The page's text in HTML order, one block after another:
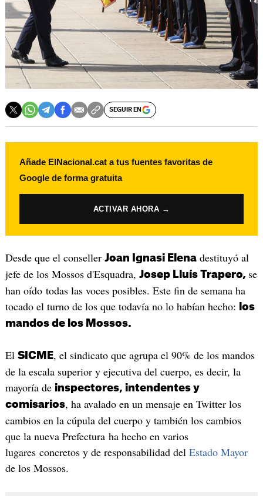
SEGUIR EN
Añade ElNacional.cat a tus fuentes favoritas de
Google de forma gratuita
ACTIVAR AHORA →
Desde que el conseller Joan Ignasi Elenadestituyó al
jefe de los Mossos d'Esquadra, Josep Lluís Trapero, se
han oído todas las voces posibles. Este fin de semana ha
tocado el turno de los que todavía no lo habían hecho:
los
mandos de los Mossos.
El SICME, el sindicato que agrupa el 90% de los mandos
de la escala superior y ejecutiva del cuerpo, es decir, la
mayoría de inspectores, intendentes y
comisarios, ha avalado en un mensaje en Twitter los
cambios en la cúpula del cuerpo y también los cambios
que la nueva Prefectura ha hecho en varios
lugares concretos y de responsabilidad del Estado Mayor
de los Mossos.